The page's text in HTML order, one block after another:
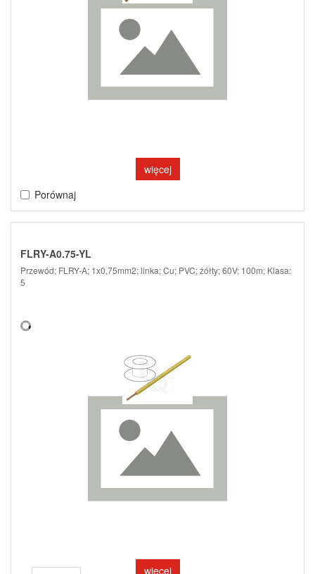
więcej
Porównaj
FLRY-A0.75-YL
Przewód; FLRY-A; 1x0,75mm2; linka; Cu; PVC; żółty; 60V; 100m; Klasa:
5
więcej